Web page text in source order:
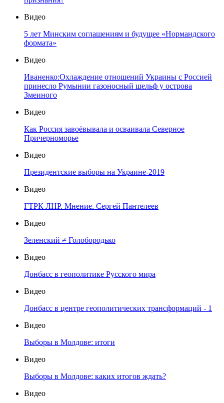
Видео
5 лет Минским соглашениям и будущее «Нормандского
формата»
Видео
Иваненко:Охлаждение отношений Украины с Россией
принесло Румынии газоносный шельф у острова
Змеиного
Видео
Как Россия завоёвывала и осваивала Северное
Причерноморье
Видео
Президентские выборы на Украине-2019
Видео
ГТРК ЛНР. Мнение. Сергей Пантелеев
Видео
Зеленский ≠ Голобородько
Видео
Донбасс в геополитике Русского мира
Видео
Донбасс в центре геополитических трансформаций - 1
Видео
Выборы в Молдове: итоги
Видео
Выборы в Молдове: каких итогов ждать?
Видео